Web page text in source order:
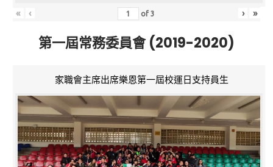
« ‹ of3 › »
第一屆常務委員會 (2019-2020)
家職會主席出席樂恩第一屆校運日支持員生